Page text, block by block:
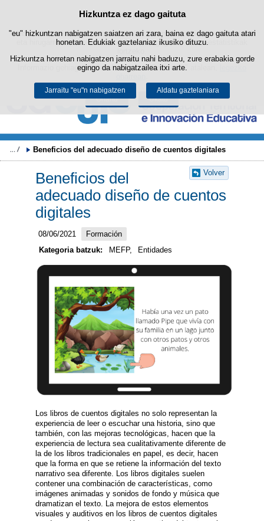
Cookie politika
Webgune honek berezko cookie-ak erabiltzen ditu nabigazioa errazteko
eta hirugarrenen cookie-ak erabilera- eta gogobetetasun-estatistikak
Informazio gehiago lor dezakezu gure "Cookie-ak" atalean,
Onartu Ukatu
Hizkuntza ez dago gaituta
"eu" hizkuntzan nabigatzen saiatzen ari zara, baina ez dago gaituta atari
honetan. Edukiak gaztelaniaz ikusiko dituzu.
Hizkuntza horretan nabigatzen jarraitu nahi baduzu, zure erabakia gorde
egingo da nabigatzailea itxi arte.
Jarraitu "eu"n nabigatzen Aldatu gaztelaniara
Edukira salto egin
Beneficios del adecuado diseño de cuentos digitales
Volver
Beneficios del
adecuado diseño de cuentos
digitales
08/06/2021
Formación
Kategoria batzuk:
MEFP, Entidades
Los libros de cuentos digitales no solo representan la
experiencia de leer o escuchar una historia, sino que
también, con las mejoras tecnológicas, hacen que la
experiencia de lectura sea cualitativamente diferente de
la de los libros tradicionales en papel, es decir, hacen
que la forma en que se retiene la información del texto
narrativo sea diferente. Los libros digitales suelen
contener una combinación de características, como
imágenes animadas y sonidos de fondo y música que
dramatizan el texto. La mejora de estos elementos
visuales y auditivos en los libros de cuentos digitales